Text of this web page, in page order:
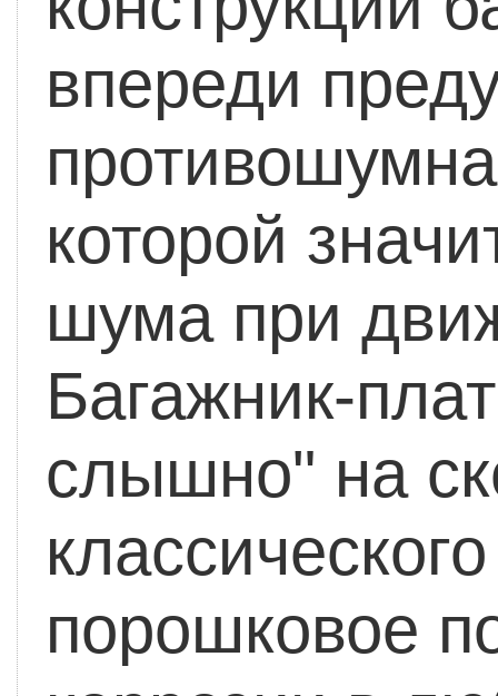
впереди
которой
шума при
Багажник-
слышно" на
порошковое